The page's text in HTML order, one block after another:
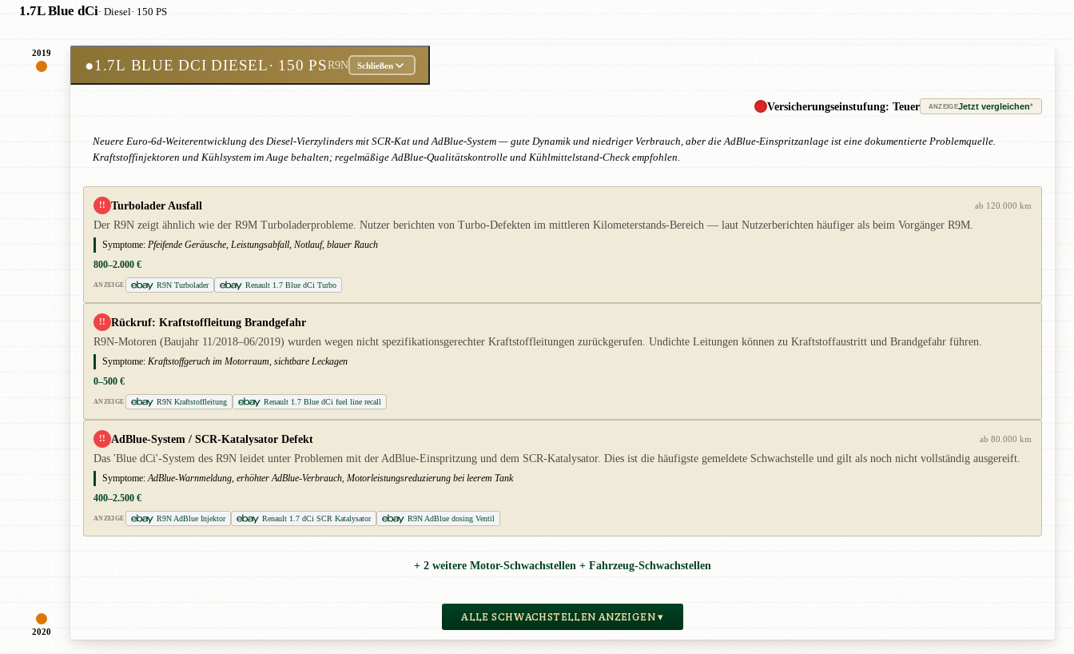
1.7L Blue dCi· Diesel· 150 PS
2019
2020
●1.7L BLUE DCI DIESEL· 150 PSR9N Schließen
Versicherungseinstufung: Teuer ANZEIGEJetzt vergleichen*
Neuere Euro-6d-Weiterentwicklung des Diesel-Vierzylinders mit SCR-Kat und AdBlue-System — gute Dynamik und niedriger Verbrauch, aber die AdBlue-Einspritzanlage ist eine dokumentierte Problemquelle.
Kraftstoffinjektoren und Kühlsystem im Auge behalten; regelmäßige AdBlue-Qualitätskontrolle und Kühlmittelstand-Check empfohlen.
!! Turbolader Ausfall ab 120.000 km
Der R9N zeigt ähnlich wie der R9M Turboladerprobleme. Nutzer berichten von Turbo-Defekten im mittleren Kilometerstands-Bereich — laut Nutzerberichten häufiger als beim Vorgänger R9M.
Symptome: Pfeifende Geräusche, Leistungsabfall, Notlauf, blauer Rauch
800–2.000 €
ANZEIGE R9N Turbolader Renault 1.7 Blue dCi Turbo
!! Rückruf: Kraftstoffleitung Brandgefahr
R9N-Motoren (Baujahr 11/2018–06/2019) wurden wegen nicht spezifikationsgerechter Kraftstoffleitungen zurückgerufen. Undichte Leitungen können zu Kraftstoffaustritt und Brandgefahr führen.
Symptome: Kraftstoffgeruch im Motorraum, sichtbare Leckagen
0–500 €
ANZEIGE R9N Kraftstoffleitung Renault 1.7 Blue dCi fuel line recall
!! AdBlue-System / SCR-Katalysator Defekt ab 80.000 km
Das 'Blue dCi'-System des R9N leidet unter Problemen mit der AdBlue-Einspritzung und dem SCR-Katalysator. Dies ist die häufigste gemeldete Schwachstelle und gilt als noch nicht vollständig ausgereift.
Symptome: AdBlue-Warnmeldung, erhöhter AdBlue-Verbrauch, Motorleistungsreduzierung bei leerem Tank
400–2.500 €
ANZEIGE R9N AdBlue Injektor Renault 1.7 dCi SCR Katalysator R9N AdBlue dosing Ventil
+ 2 weitere Motor-Schwachstellen + Fahrzeug-Schwachstellen
ALLE SCHWACHSTELLEN ANZEIGEN ▾